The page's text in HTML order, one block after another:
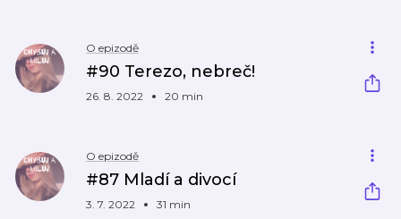
O epizodě
#90 Terezo, nebreč!
26. 8. 2022 20 min
O epizodě
#87 Mladí a divocí
3. 7. 2022 31 min